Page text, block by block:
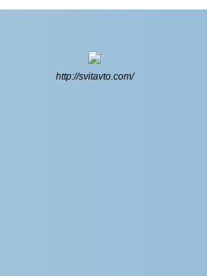
http://svitavto.com/